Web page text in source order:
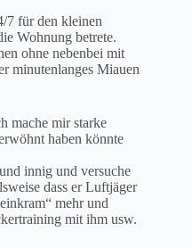
7 für den kleinen
Wohnung betrete.
ohne nebenbei mit
minutenlanges Miauen
mache mir starke
haben könnte
innig und versuche
dass er Luftjäger
mehr und
mit ihm usw.